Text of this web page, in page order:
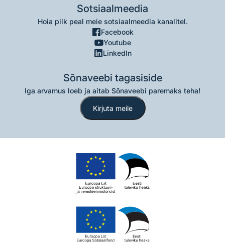
Sotsiaalmeedia
Hoia pilk peal meie sotsiaalmeedia kanalitel.
Facebook
Youtube
LinkedIn
Sõnaveebi tagasiside
Iga arvamus loeb ja aitab Sõnaveebi paremaks teha!
Kirjuta meile